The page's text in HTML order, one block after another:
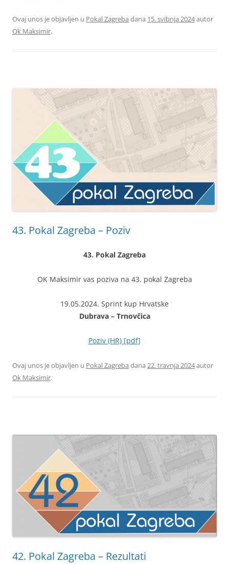
Ovaj unos je objavljen u Pokal Zagreba dana 15. svibnja 2024autor
Ok Maksimir.
43. Pokal Zagreba – Poziv
43. Pokal Zagreba
OK Maksimir vas poziva na 43. pokal Zagreba
19.05.2024. Sprint kup Hrvatske
Dubrava – Trnovčica
Poziv (HR) [pdf]
Ovaj unos je objavljen u Pokal Zagreba dana 22. travnja 2024autor
Ok Maksimir.
42. Pokal Zagreba – Rezultati